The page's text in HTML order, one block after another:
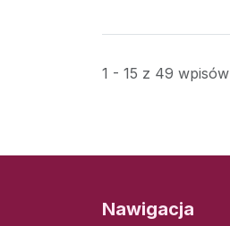
1 - 15 z 49 wpisów
Nawigacja